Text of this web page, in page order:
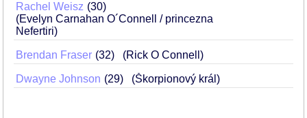
Rachel Weisz
30
(Evelyn Carnahan O´Connell / princezna
Nefertiri)
Brendan Fraser 32 (Rick O Connell)
Dwayne Johnson 29 (Škorpionový král)